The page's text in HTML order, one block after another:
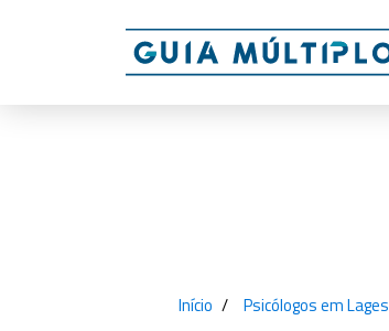
Início Psicólogos em Lages